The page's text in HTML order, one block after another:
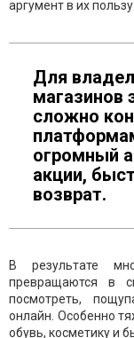
аргумент в их пользу.
Для
магазинов
сложно
огромный
акции,
возврат.
В результате
превращаются в
посмотреть,
онлайн. Особенно
обувь, косметику и